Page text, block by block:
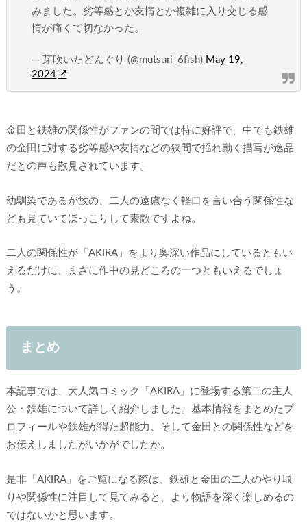
みました。劣等感とか友情とか複雑に入り交じる感
情が痛くて切なかった。
— 芽吹いたどんぐり (@mutsuri_6fish) May 19,
2024
金田と鉄雄の関係性がファンの間では特に好評で、中でも鉄雄
の金田に対する劣等感や友情などの狭間で揺れ動く描写が逸品
だとの声も散見されています。
幼馴染であるが故の、二人の遠慮なく軽口を言い合う関係性な
ども見ていてほっこりして素敵ですよね。
二人の関係性が「AKIRA」をより奥深い作品にしているともい
えるだけに、まさに作中の見どころの一つともいえるでしょ
う。
まとめ
本記事では、大人気コミック「AKIRA」に登場する第二の主人
公・鉄雄について詳しく紹介しました。基本情報をまとめたプ
ロフィールや鉄雄が得た超能力、そして金田との関係性などを
お伝えしましたがいかがでしたか。
是非「AKIRA」をご覧になる際は、鉄雄と金田の二人のやり取
りや関係性に注目して見てみると、より物語を深く楽しめるの
ではないかと思います。